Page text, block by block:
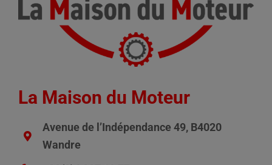
La Maison du Moteur
Avenue de l’Indépendance 49, B4020
Wandre